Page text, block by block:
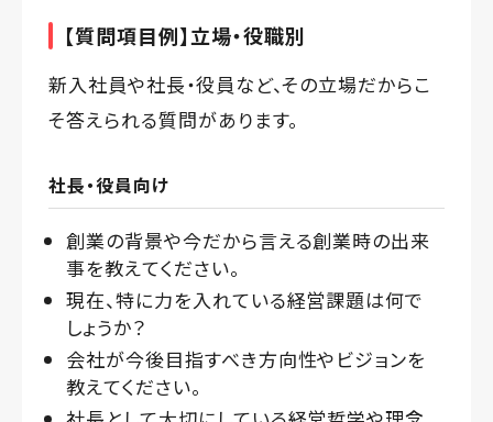
【質問項目例】立場・役職別
新入社員や社長・役員など、その立場だからこ
そ答えられる質問があります。
社長・役員向け
創業の背景や今だから言える創業時の出来
事を教えてください。
現在、特に力を入れている経営課題は何で
しょうか？
会社が今後目指すべき方向性やビジョンを
教えてください。